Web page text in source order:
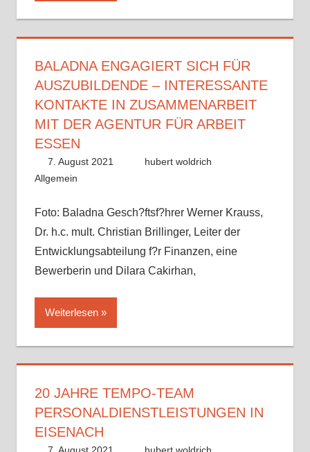
BALADNA ENGAGIERT SICH FÜR
AUSZUBILDENDE – INTERESSANTE
KONTAKTE IN ZUSAMMENARBEIT
MIT DER AGENTUR FÜR ARBEIT
ESSEN
7. August 2021
hubert woldrich
Allgemein
Foto: Baladna Gesch?ftsf?hrer Werner Krauss,
Dr. h.c. mult. Christian Brillinger, Leiter der
Entwicklungsabteilung f?r Finanzen, eine
Bewerberin und Dilara Cakirhan,
Weiterlesen
20 JAHRE TEMPO-TEAM
PERSONALDIENSTLEISTUNGEN IN
EISENACH
7. August 2021
hubert woldrich